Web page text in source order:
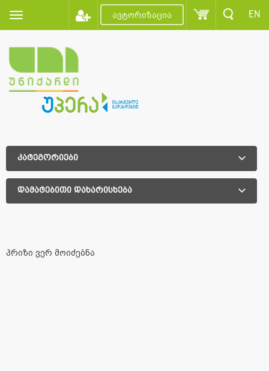
ავტორიზაცია EN
კატეგორიები
დამატებითი დახარისხება
პრიზი ვერ მოიძებნა